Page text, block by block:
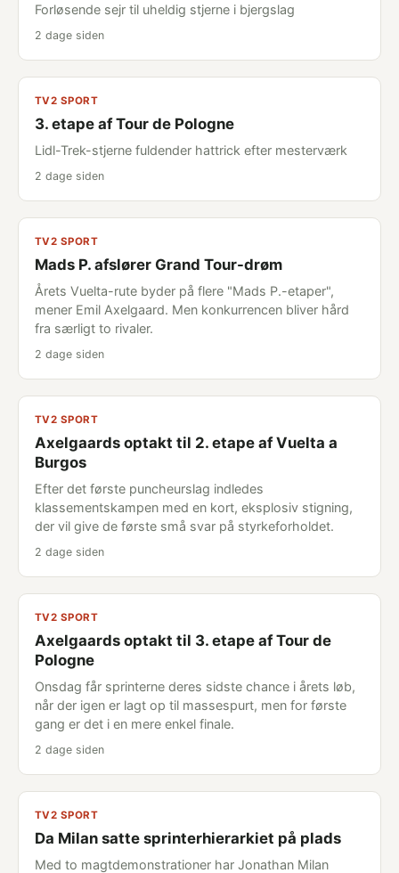
Forløsende sejr til uheldig stjerne i bjergslag
2 dage siden
TV2 SPORT
3. etape af Tour de Pologne
Lidl-Trek-stjerne fuldender hattrick efter mesterværk
2 dage siden
TV2 SPORT
Mads P. afslører Grand Tour-drøm
Årets Vuelta-rute byder på flere "Mads P.-etaper",
mener Emil Axelgaard. Men konkurrencen bliver hård
fra særligt to rivaler.
2 dage siden
TV2 SPORT
Axelgaards optakt til 2. etape af Vuelta a
Burgos
Efter det første puncheurslag indledes
klassementskampen med en kort, eksplosiv stigning,
der vil give de første små svar på styrkeforholdet.
2 dage siden
TV2 SPORT
Axelgaards optakt til 3. etape af Tour de
Pologne
Onsdag får sprinterne deres sidste chance i årets løb,
når der igen er lagt op til massespurt, men for første
gang er det i en mere enkel finale.
2 dage siden
TV2 SPORT
Da Milan satte sprinterhierarkiet på plads
Med to magtdemonstrationer har Jonathan Milan